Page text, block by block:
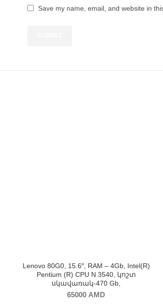
Save my name, email, and website in
Lenovo 80G0, 15.6″, RAM – 4Gb, Intel(R)
Pentium (R) CPU N 3540, կոշտ
սկավառակ-470 Gb,
65000 AMD